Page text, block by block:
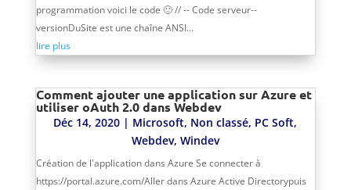
programmation voici le code 🙂 // -- Code serveur--
versionDuSite est une chaîne ANSI...
lire plus
Comment ajouter une application sur Azure et
utiliser oAuth 2.0 dans Webdev
Déc 14, 2020 | Microsoft, Non classé, PC Soft,
Webdev, Windev
Création de l'application dans Azure Se connecter à
https://portal.azure.com/Aller dans Azure Active Directorypuis